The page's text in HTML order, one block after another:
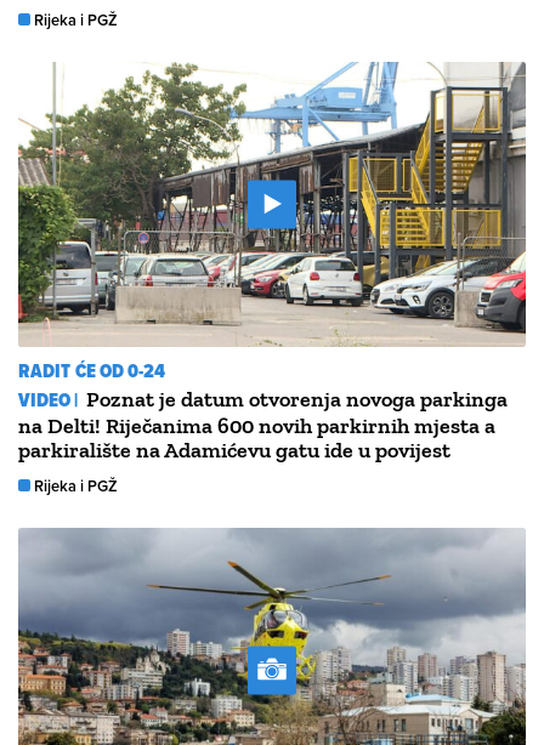
Rijeka i PGŽ
RADIT ĆE OD 0-24
VIDEO | Poznat je datum otvorenja novoga parkinga
na Delti! Riječanima 600 novih parkirnih mjesta a
parkiralište na Adamićevu gatu ide u povijest
Rijeka i PGŽ